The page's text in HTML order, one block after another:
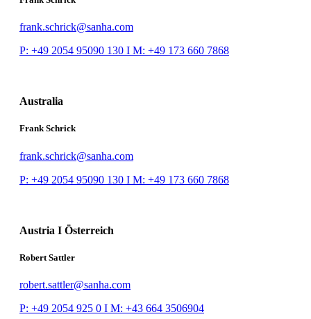
frank.schrick@sanha.com
P: +49 2054 95090 130 I M: +49 173 660 7868
Australia
Frank Schrick
frank.schrick@sanha.com
P: +49 2054 95090 130 I M: +49 173 660 7868
Austria I Österreich
Robert Sattler
robert.sattler@sanha.com
P: +49 2054 925 0 I M: +43 664 3506904